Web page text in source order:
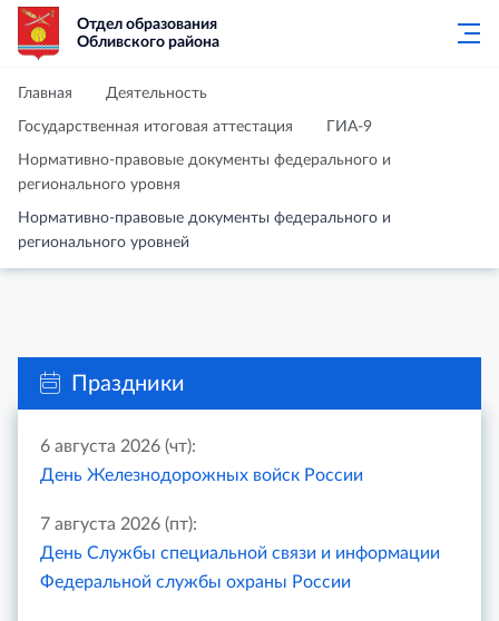
Отдел образования
Обливского района
Главная Деятельность
Государственная итоговая аттестация ГИА-9
Нормативно-правовые документы федерального и
регионального уровня
Нормативно-правовые документы федерального и
регионального уровней
Праздники
6 августа 2026 (чт):
День Железнодорожных войск России
7 августа 2026 (пт):
День Службы специальной связи и информации
Федеральной службы охраны России